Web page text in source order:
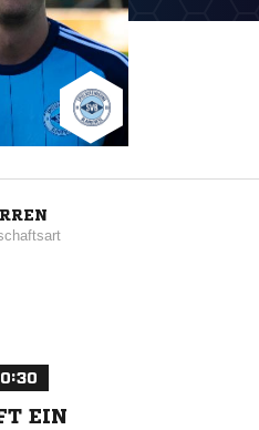
EIN